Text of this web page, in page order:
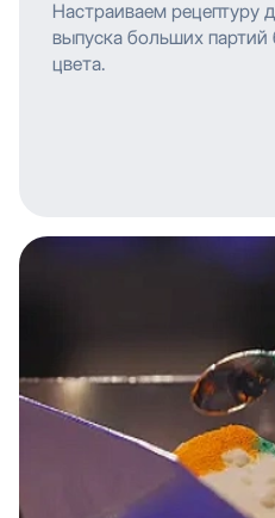
Настраиваем рецептуру
выпуска больших партий
цвета.